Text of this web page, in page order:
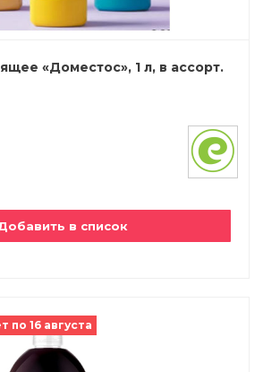
«Доместос», 1 л, в ассорт.
в список
по 16 августа